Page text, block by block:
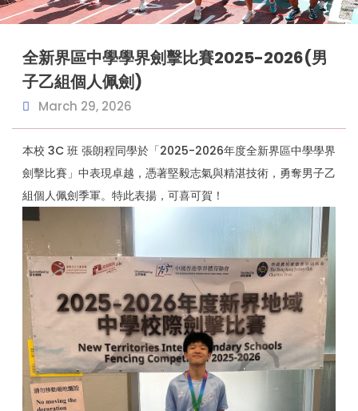
全新界區中學學界劍擊比賽2025-2026(男
子乙組個人佩劍)
March 29, 2026
本校 3C 班 張朗程同學於「2025-2026年度全新界區中學學界
劍擊比賽」中表現卓越，憑著堅毅志氣與精湛技術，勇奪男子乙
組個人佩劍季軍。特此表揚，可喜可賀！